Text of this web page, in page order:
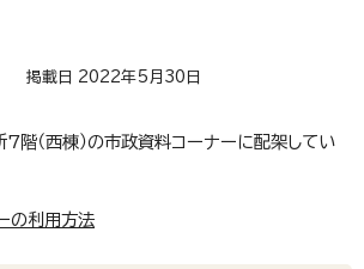
掲載日 2022年5月30日
7階（西棟）の市政資料コーナーに配架してい
の利用方法